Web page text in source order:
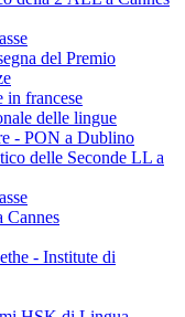
del Premio
in francese
delle lingue
- PON a Dublino
delle Seconde LL a
Cannes
- Institute di